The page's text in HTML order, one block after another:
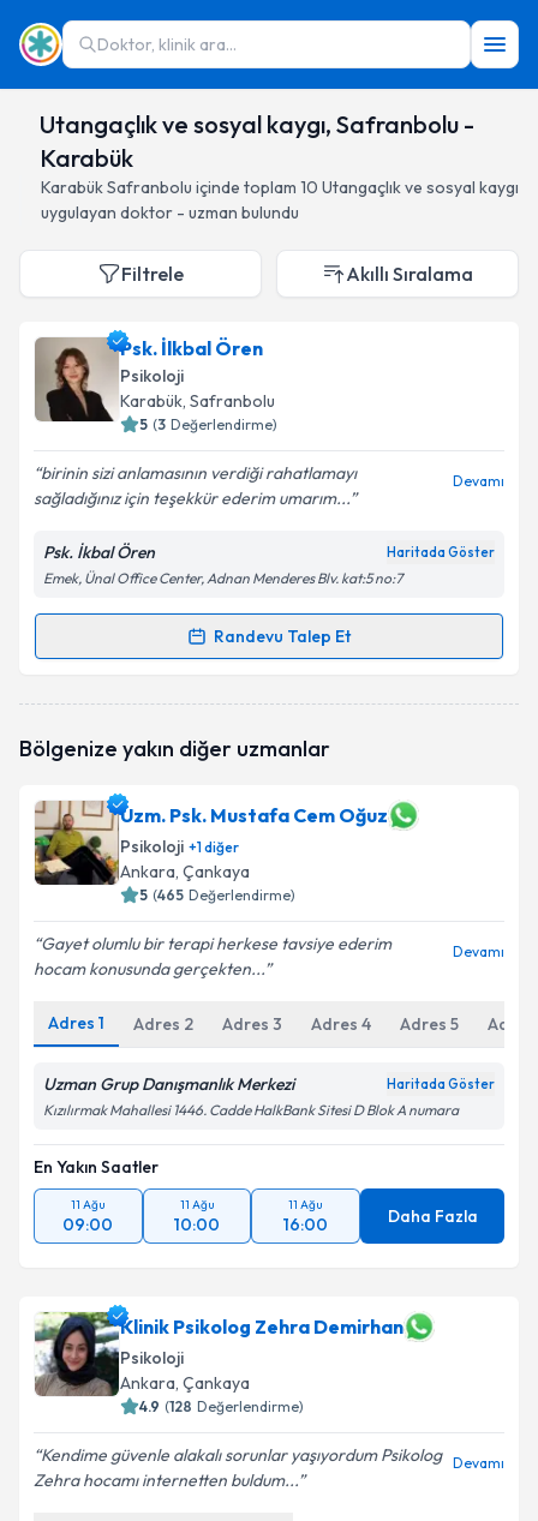
Doktor, klinik ara...
Utangaçlık ve sosyal kaygı, Safranbolu -
Karabük
KarabükSafranbolu içinde toplam 10 Utangaçlık ve sosyal kaygı
uygulayan doktor - uzman bulundu
Filtrele Akıllı Sıralama
Psk. İlkbal Ören
Psikoloji
Karabük, Safranbolu
5 (3 Değerlendirme)
birinin sizi anlamasının verdiği rahatlamayı
sağladığınız için teşekkür ederim umarım...
Devamı
Psk. İkbal Ören Haritada Göster
Emek, Ünal Office Center, Adnan Menderes Blv. kat:5 no:7
Randevu Talep Et
Randevu Takvimi Talebi
Size bu uzmandan randevu almanız için bir takvim
E-posta Adresiniz
Kişisel verilerimin işlenmesine ilişkinAydınlatma
Metni'ni okudum ve kişisel verilerimin belirtilen
Bölgenize yakın diğer uzmanlar
Uzm. Psk. Mustafa Cem Oğuz
Psikoloji +1diğer
Ankara, Çankaya
5 (465 Değerlendirme)
Gayet olumlu bir terapi herkese tavsiye ederim
hocam konusunda gerçekten...
Devamı
Adres 1 Adres 2 Adres 3 Adres 4 Adres 5 Adres
Uzman Grup Danışmanlık Merkezi Haritada Göster
Kızılırmak Mahallesi 1446. Cadde HalkBank Sitesi D Blok A numara
En Yakın Saatler
11 Ağu
09:00
11 Ağu
10:00
11 Ağu
16:00 Daha Fazla
Klinik Psikolog Zehra Demirhan
Psikoloji
Ankara, Çankaya
4.9 (128 Değerlendirme)
Kendime güvenle alakalı sorunlar yaşıyordum Psikolog
Zehra hocamı internetten buldum...
Devamı